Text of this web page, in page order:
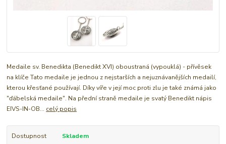
Medaile sv. Benedikta (Benedikt XVI) oboustraná (vypouklá) - přívěsek
na klíče Tato medaile je jednou z nejstarších a nejuznávanějších medailí,
kterou křesťané používají. Díky víře v její moc proti zlu je také známá jako
"ďábelská medaile". Na přední straně medaile je svatý Benedikt nápis
EIVS-IN-OB... celý popis
Dostupnost Skladem